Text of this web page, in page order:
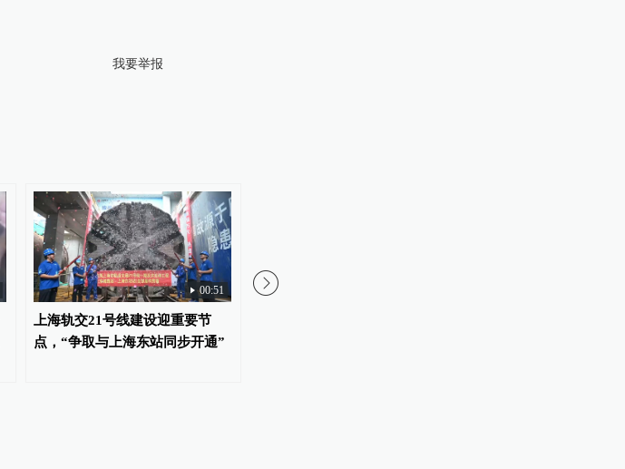
我要举报
00:51
上海轨交21号线建设迎重要节
点，“争取与上海东站同步开通”